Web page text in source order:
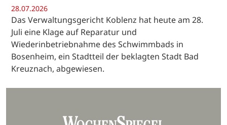
28.07.2026
Das Verwaltungsgericht Koblenz hat heute am 28.
Juli eine Klage auf Reparatur und
Wiederinbetriebnahme des Schwimmbads in
Bosenheim, ein Stadtteil der beklagten Stadt Bad
Kreuznach, abgewiesen.